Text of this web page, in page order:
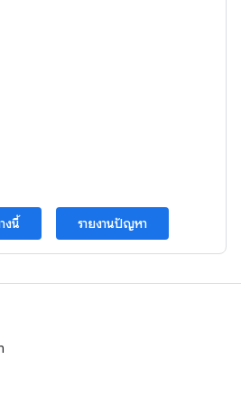
งนี้ รายงานปัญหา